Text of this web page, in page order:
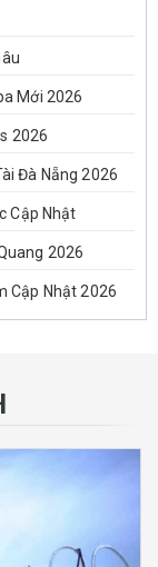
Mới 2026
2026
Đà Nẵng 2026
Cập Nhật
2026
Cập Nhật 2026